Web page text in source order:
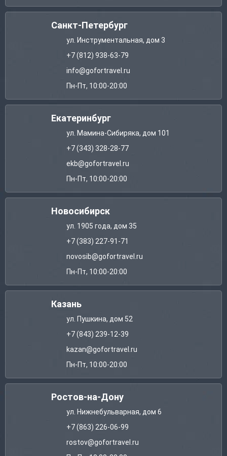
Санкт-Петербург
ул. Инструментальная, дом 3
+7 (812) 938-63-79
info@gofortravel.ru
Пн-Пт, 10:00-20:00
Екатеринбург
ул. Мамина-Сибиряка, дом 101
+7 (343) 328-28-77
ekb@gofortravel.ru
Пн-Пт, 10:00-20:00
Новосибирск
ул. 1905 года, дом 35
+7 (383) 227-91-71
novosib@gofortravel.ru
Пн-Пт, 10:00-20:00
Казань
ул. Пушкина, дом 52
+7 (843) 239-12-39
kazan@gofortravel.ru
Пн-Пт, 10:00-20:00
Ростов-на-Дону
ул. Нижнебульварная, дом 6
+7 (863) 226-06-99
rostov@gofortravel.ru